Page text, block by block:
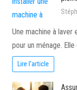
Une machine à
pour un ménage.
Lire l'article